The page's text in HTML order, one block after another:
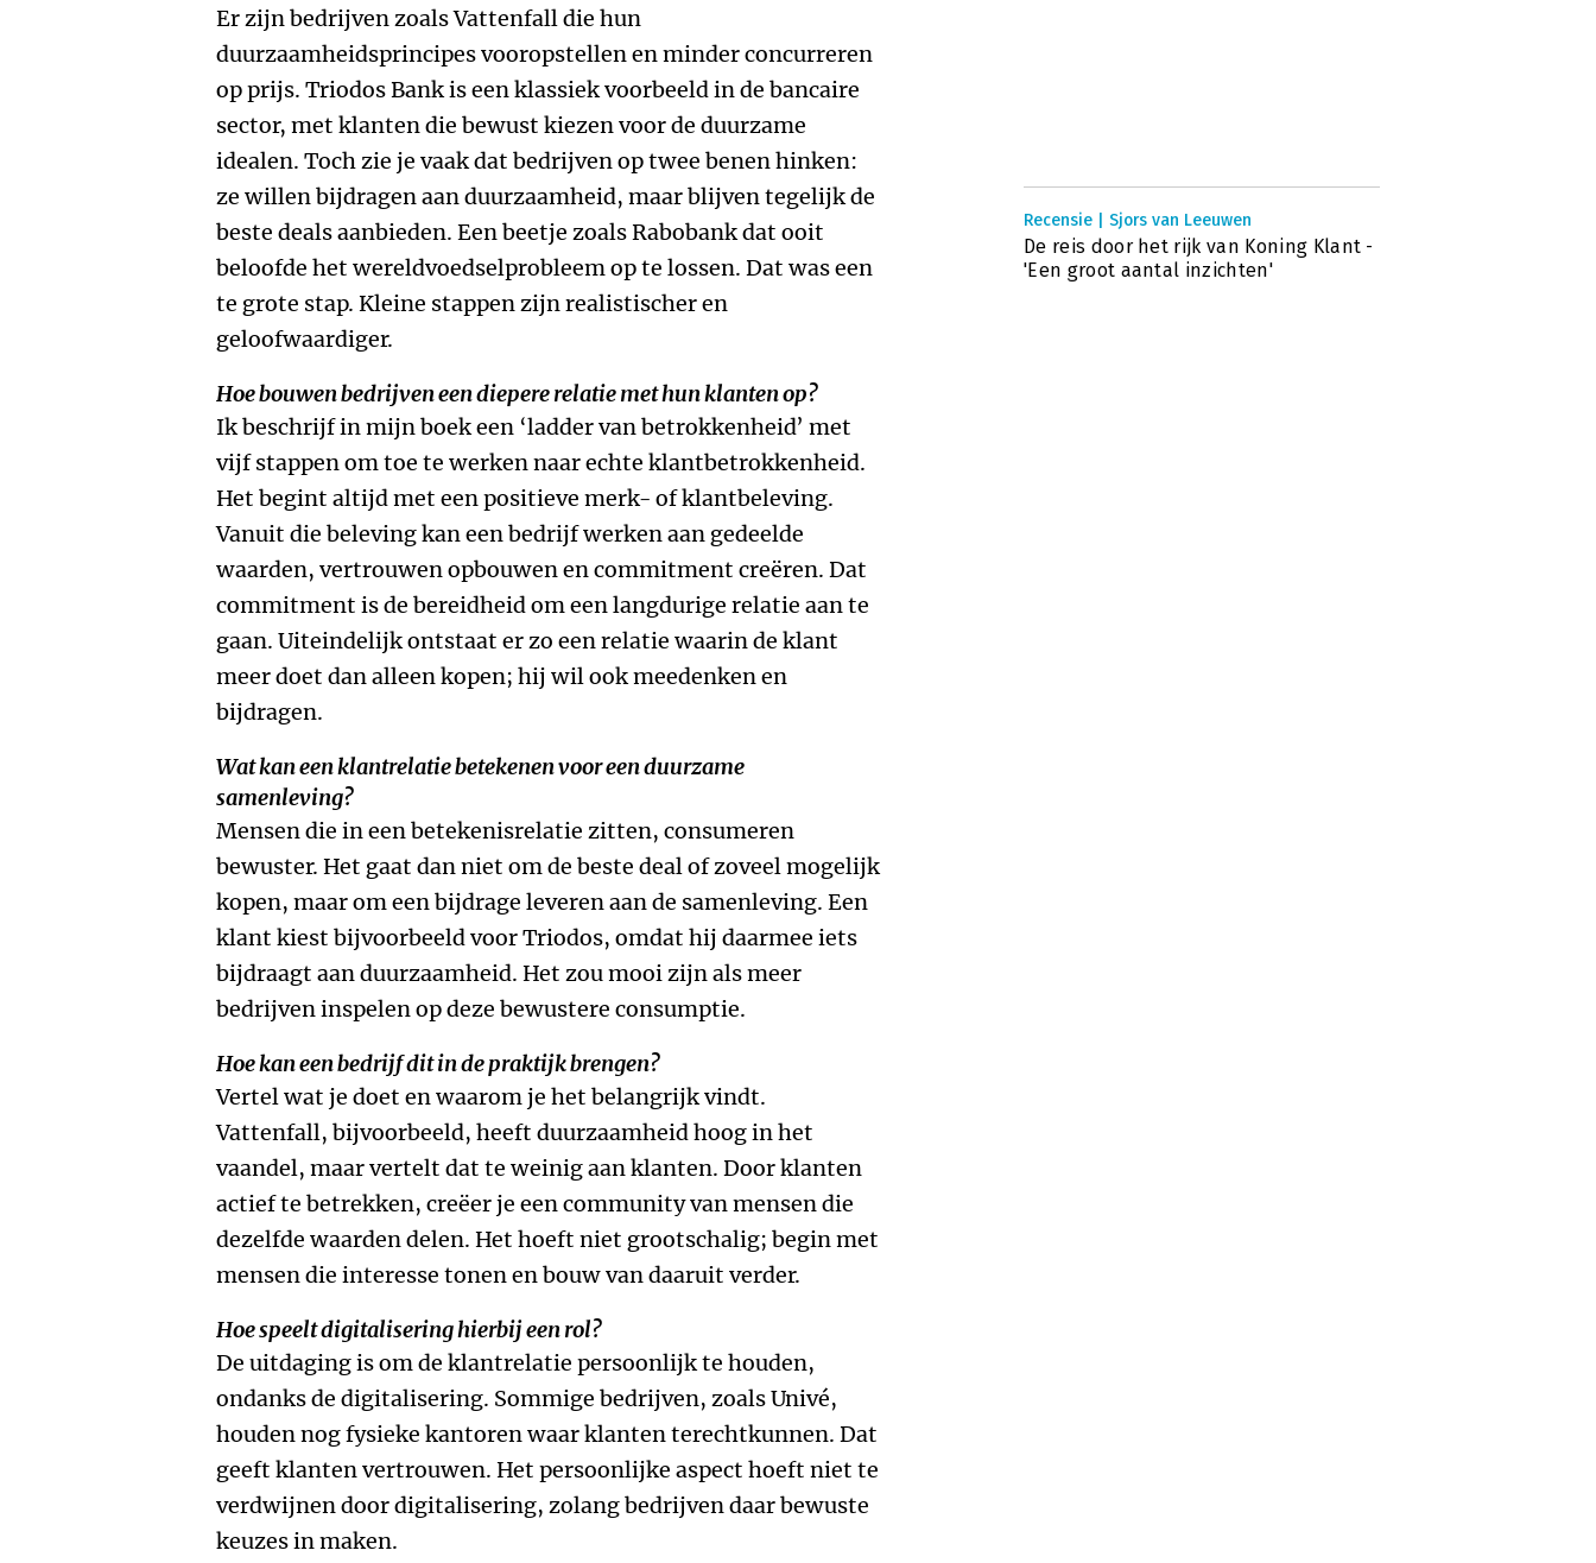
Er zijn bedrijven zoals Vattenfall die hun
duurzaamheidsprincipes vooropstellen en minder concurreren
op prijs. Triodos Bank is een klassiek voorbeeld in de bancaire
sector, met klanten die bewust kiezen voor de duurzame
idealen. Toch zie je vaak dat bedrijven op twee benen hinken:
ze willen bijdragen aan duurzaamheid, maar blijven tegelijk de
beste deals aanbieden. Een beetje zoals Rabobank dat ooit
beloofde het wereldvoedselprobleem op te lossen. Dat was een
te grote stap. Kleine stappen zijn realistischer en
geloofwaardiger.
Hoe bouwen bedrijven een diepere relatie met hun klanten op?
Ik beschrijf in mijn boek een ‘ladder van betrokkenheid’ met
vijf stappen om toe te werken naar echte klantbetrokkenheid.
Het begint altijd met een positieve merk- of klantbeleving.
Vanuit die beleving kan een bedrijf werken aan gedeelde
waarden, vertrouwen opbouwen en commitment creëren. Dat
commitment is de bereidheid om een langdurige relatie aan te
gaan. Uiteindelijk ontstaat er zo een relatie waarin de klant
meer doet dan alleen kopen; hij wil ook meedenken en
bijdragen.
Wat kan een klantrelatie betekenen voor een duurzame
samenleving?
Mensen die in een betekenisrelatie zitten, consumeren
bewuster. Het gaat dan niet om de beste deal of zoveel mogelijk
kopen, maar om een bijdrage leveren aan de samenleving. Een
klant kiest bijvoorbeeld voor Triodos, omdat hij daarmee iets
bijdraagt aan duurzaamheid. Het zou mooi zijn als meer
bedrijven inspelen op deze bewustere consumptie.
Hoe kan een bedrijf dit in de praktijk brengen?
Vertel wat je doet en waarom je het belangrijk vindt.
Vattenfall, bijvoorbeeld, heeft duurzaamheid hoog in het
vaandel, maar vertelt dat te weinig aan klanten. Door klanten
actief te betrekken, creëer je een community van mensen die
dezelfde waarden delen. Het hoeft niet grootschalig; begin met
mensen die interesse tonen en bouw van daaruit verder.
Hoe speelt digitalisering hierbij een rol?
De uitdaging is om de klantrelatie persoonlijk te houden,
ondanks de digitalisering. Sommige bedrijven, zoals Univé,
houden nog fysieke kantoren waar klanten terechtkunnen. Dat
geeft klanten vertrouwen. Het persoonlijke aspect hoeft niet te
verdwijnen door digitalisering, zolang bedrijven daar bewuste
keuzes in maken.
Recensie | Sjors van Leeuwen
De reis door het rijk van Koning Klant -
'Een groot aantal inzichten'